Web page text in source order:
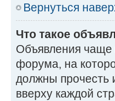
Вернуться
Что такое
Объявления
форума, на
должны прочесть
вверху каждой